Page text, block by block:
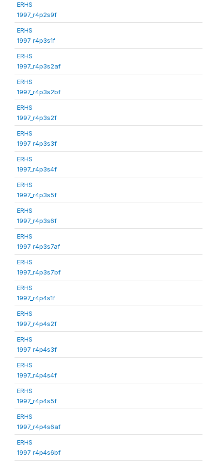
ERHS
1997_r4p2s9f
ERHS
1997_r4p3s1f
ERHS
1997_r4p3s2af
ERHS
1997_r4p3s2bf
ERHS
1997_r4p3s2f
ERHS
1997_r4p3s3f
ERHS
1997_r4p3s4f
ERHS
1997_r4p3s5f
ERHS
1997_r4p3s6f
ERHS
1997_r4p3s7af
ERHS
1997_r4p3s7bf
ERHS
1997_r4p4s1f
ERHS
1997_r4p4s2f
ERHS
1997_r4p4s3f
ERHS
1997_r4p4s4f
ERHS
1997_r4p4s5f
ERHS
1997_r4p4s6af
ERHS
1997_r4p4s6bf